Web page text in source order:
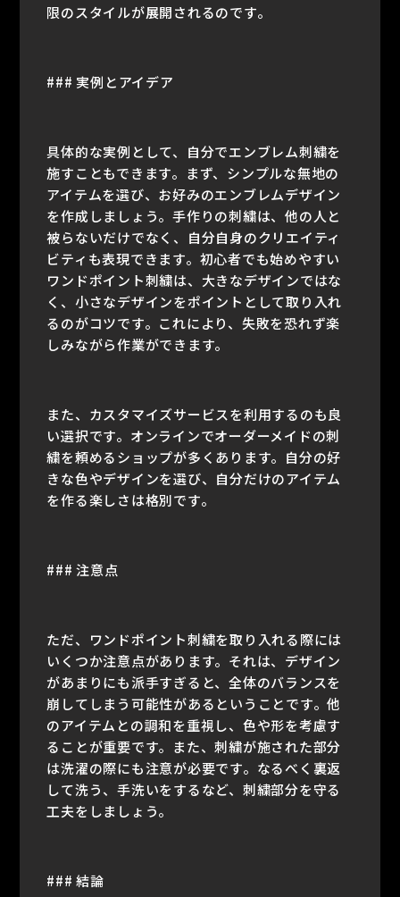
限のスタイルが展開されるのです。
### 実例とアイデア
具体的な実例として、自分でエンブレム刺繍を
施すこともできます。まず、シンプルな無地の
アイテムを選び、お好みのエンブレムデザイン
を作成しましょう。手作りの刺繍は、他の人と
被らないだけでなく、自分自身のクリエイティ
ビティも表現できます。初心者でも始めやすい
ワンドポイント刺繍は、大きなデザインではな
く、小さなデザインをポイントとして取り入れ
るのがコツです。これにより、失敗を恐れず楽
しみながら作業ができます。
また、カスタマイズサービスを利用するのも良
い選択です。オンラインでオーダーメイドの刺
繍を頼めるショップが多くあります。自分の好
きな色やデザインを選び、自分だけのアイテム
を作る楽しさは格別です。
### 注意点
ただ、ワンドポイント刺繍を取り入れる際には
いくつか注意点があります。それは、デザイン
があまりにも派手すぎると、全体のバランスを
崩してしまう可能性があるということです。他
のアイテムとの調和を重視し、色や形を考慮す
ることが重要です。また、刺繍が施された部分
は洗濯の際にも注意が必要です。なるべく裏返
して洗う、手洗いをするなど、刺繍部分を守る
工夫をしましょう。
### 結論